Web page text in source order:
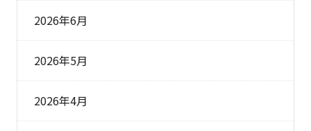
2026年6月
2026年5月
2026年4月